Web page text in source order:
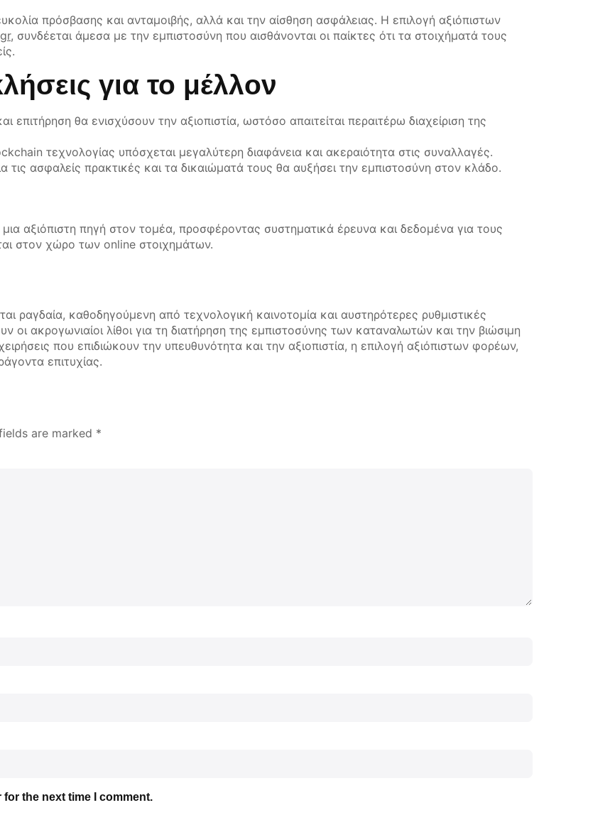
πρόσβασης και ανταμοιβής, αλλά και την αίσθηση ασφάλειας. Η επιλογή αξιόπιστων
, συνδέεται άμεσα με την εμπιστοσύνη που αισθάνονται οι παίκτες ότι τα στοιχήματά τους
για το μέλλον
επιτήρηση θα ενισχύσουν την αξιοπιστία, ωστόσο απαιτείται περαιτέρω διαχείριση της
τεχνολογίας υπόσχεται μεγαλύτερη διαφάνεια και ακεραιότητα στις συναλλαγές.
τις ασφαλείς πρακτικές και τα δικαιώματά τους θα αυξήσει την εμπιστοσύνη στον κλάδο.
αξιόπιστη πηγή στον τομέα, προσφέροντας συστηματικά έρευνα και δεδομένα για τους
στον χώρο των online στοιχημάτων.
ραγδαία, καθοδηγούμενη από τεχνολογική καινοτομία και αυστηρότερες ρυθμιστικές
οι ακρογωνιαίοι λίθοι για τη διατήρηση της εμπιστοσύνης των καταναλωτών και την βιώσιμη
που επιδιώκουν την υπευθυνότητα και την αξιοπιστία, η επιλογή αξιόπιστων φορέων,
επιτυχίας.
are marked *
the next time I comment.